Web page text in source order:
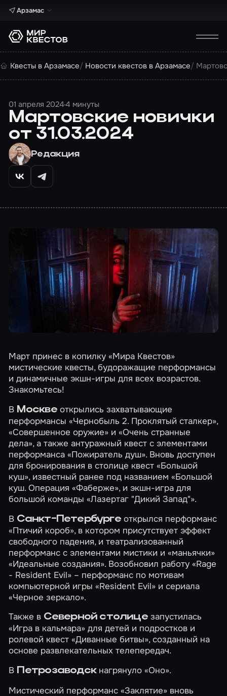
Арзамас
Квесты в Арзамасе Новости квестов в Арзамасе
01 апреля 20244 минуты
Мартовские новички
от 31.03.2024
Редакция
Март принес в копилку «Мира Квестов»
мистические квесты, будоражащие перформансы
и динамичные экшн-игры для всех возрастов.
Знакомьтесь!
В Москвеоткрылись захватывающие
перформансы«Чернобыль 2. Проклятый сталкер»,
«Совершенное оружие» и«Очень странные
дела», а также антуражный квест с элементами
перформанса«Пожиратель душ». Вновь доступен
для бронирования в столице квест«Большой
куш», известный ранее под названием «Большой
куш. Операция «Фаберже», и экшн-игра для
большой команды«Лазертаг "Дикий Запад"».
В Санкт-Петербургеоткрылся перформанс
«Птичий короб», в котором присутствует эффект
свободного падения, и театрализованный
перформанс с элементами мистики и «маньячки»
«Идеальные создания». Возобновил работу«Rage
- Resident Evil» – перформанс по мотивам
компьютерной игры «Resident Evil» и сериала
«Черное зеркало».
Также в Северной столицезапустилась
«Игра в кальмара» для детей и подростков и
ролевой квест«Диванные битвы», созданный на
основе развлекательных телепередач.
В Петрозаводскнагрянуло«Оно».
Мистический перформанс«Заклятие» вновь